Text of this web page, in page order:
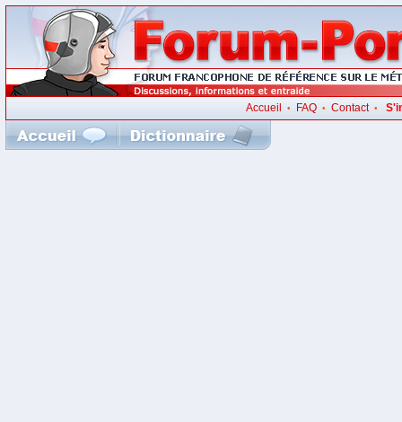
Accueil • FAQ• Contact•